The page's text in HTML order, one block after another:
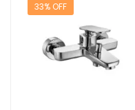
33% OFF